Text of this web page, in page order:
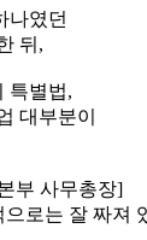
나였던
뒤,
특별법,
대부분이
부 사무총장]
로는 잘 짜져